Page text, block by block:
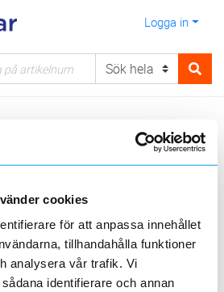
cookies
för att anpassa innehållet
tillhandahålla funktioner
analysera vår trafik. Vi
identifierare och annan
Logga in